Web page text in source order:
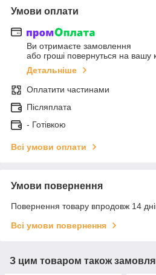
Умови оплати
Ви отримаєте замовлення
або гроші повернуться на вашу
Детальніше
Оплатити частинами
Післяплата
- Готівкою
Всі умови оплати
Умови повернення
Повернення товару впродовж 14
Всі умови повернення
З цим товаром також